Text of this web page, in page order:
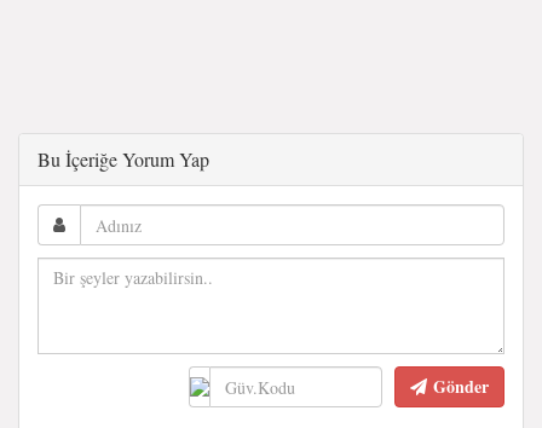
Bu İçeriğe Yorum Yap
Gönder